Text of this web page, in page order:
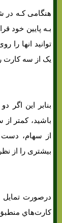
هنگامی کـه در
بـه پایین خود
توانید انها را
یک از سه کارت
بنابر این اگر
باشید، کمتر
از سهام، دست
بیشتری را از
درصورت تمایل
کارت‌هاي‌ منطبق